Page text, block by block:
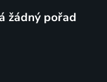
žádný pořad